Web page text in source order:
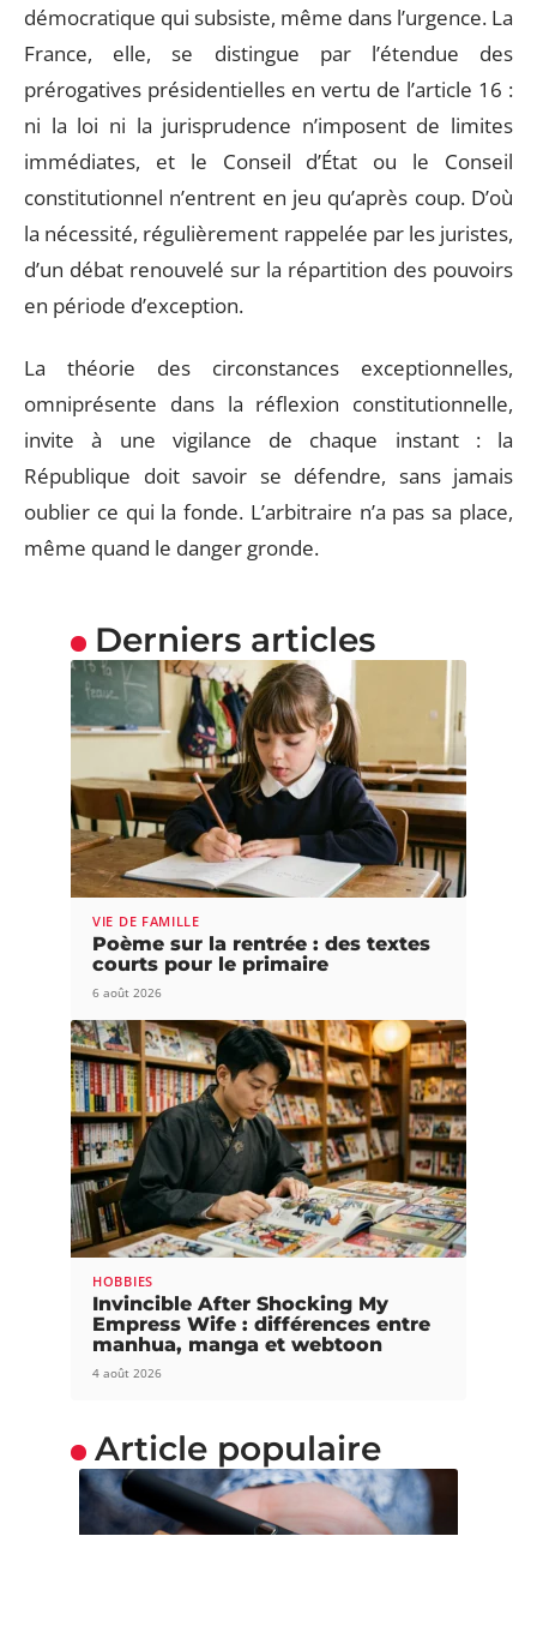
démocratique qui subsiste, même dans l’urgence. La
France, elle, se distingue par l’étendue des
prérogatives présidentielles en vertu de l’article 16 :
ni la loi ni la jurisprudence n’imposent de limites
immédiates, et le Conseil d’État ou le Conseil
constitutionnel n’entrent en jeu qu’après coup. D’où
la nécessité, régulièrement rappelée par les juristes,
d’un débat renouvelé sur la répartition des pouvoirs
en période d’exception.
La théorie des circonstances exceptionnelles,
omniprésente dans la réflexion constitutionnelle,
invite à une vigilance de chaque instant : la
République doit savoir se défendre, sans jamais
oublier ce qui la fonde. L’arbitraire n’a pas sa place,
même quand le danger gronde.
Derniers articles
VIE DE FAMILLE
Poème sur la rentrée : des textes
courts pour le primaire
6 août 2026
HOBBIES
Invincible After Shocking My
Empress Wife : différences entre
manhua, manga et webtoon
4 août 2026
Article populaire